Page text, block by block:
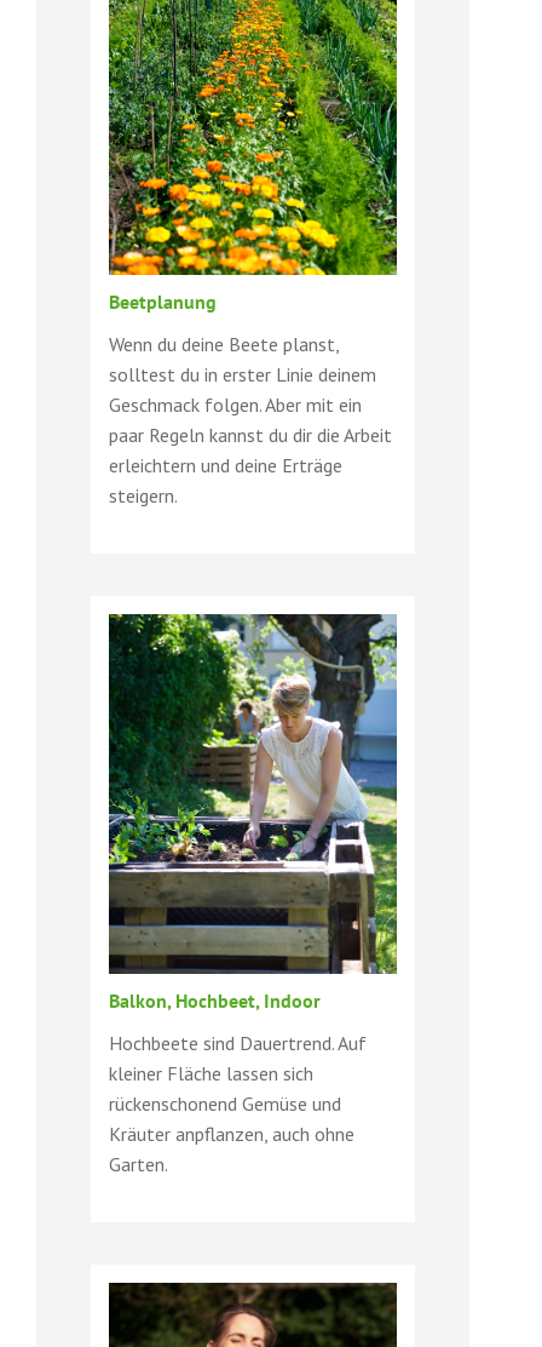
Beetplanung
Wenn du deine Beete planst,
solltest du in erster Linie deinem
Geschmack folgen. Aber mit ein
paar Regeln kannst du dir die Arbeit
erleichtern und deine Erträge
steigern.
Balkon, Hochbeet, Indoor
Hochbeete sind Dauertrend. Auf
kleiner Fläche lassen sich
rückenschonend Gemüse und
Kräuter anpflanzen, auch ohne
Garten.